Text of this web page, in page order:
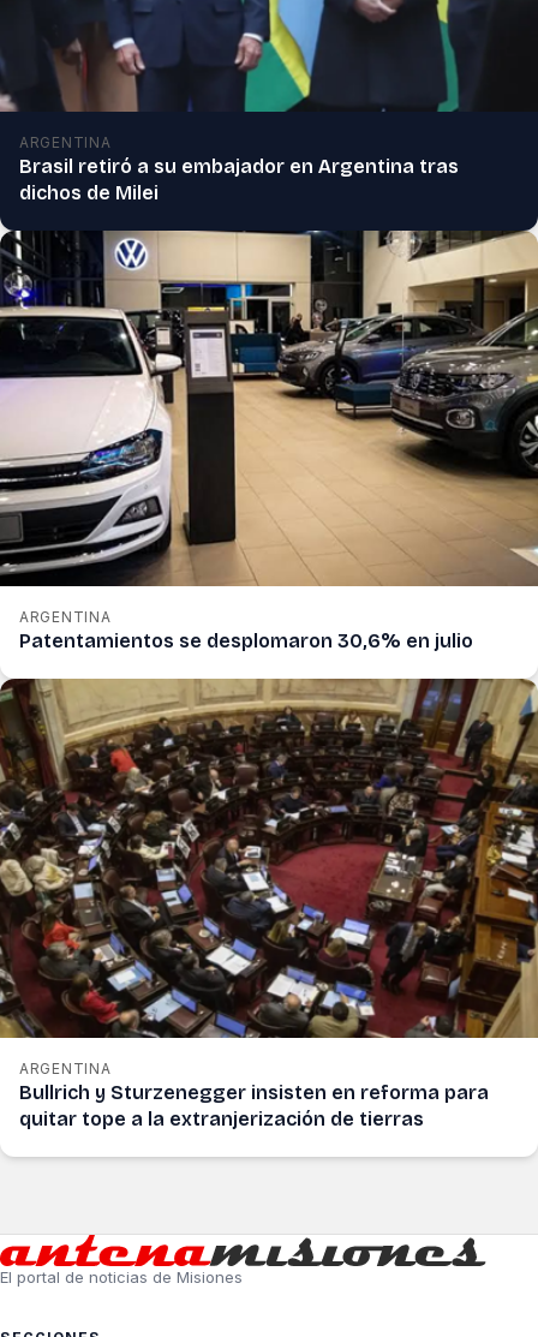
ARGENTINA
Brasil retiró a su embajador en Argentina tras
dichos de Milei
ARGENTINA
Patentamientos se desplomaron 30,6% en julio
ARGENTINA
Bullrich y Sturzenegger insisten en reforma para
quitar tope a la extranjerización de tierras
El portal de noticias de Misiones